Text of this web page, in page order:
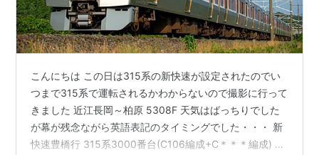
こんにちは この日は315系の新快速が設定されたのでい
つまで315系で運転されるかわからないので撮影に行って
きました 近江長岡～柏原 5308F 天気はばっちりでした
が幕が残念ながら英語表記のタイミングでした・・・ 新
快速豊橋行 315系3000番台(C106編成+C＊＊＊編成) 撮